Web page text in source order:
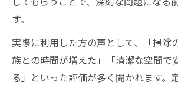
す。
実際に利用した方の声として、「掃除
族との時間が増えた」「清潔な空間で
る」といった評価が多く聞かれます。